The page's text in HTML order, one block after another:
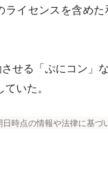
イセンスを含め
せる「ぷにコン」
いた。
時点の情報や法律に基づ